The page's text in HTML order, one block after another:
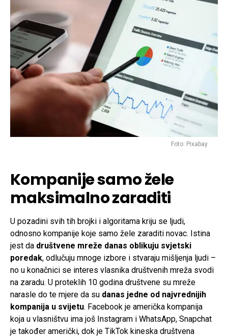
Foto: Pixabay
Kompanije samo žele
maksimalno zaraditi
U pozadini svih tih brojki i algoritama kriju se ljudi,
odnosno kompanije koje samo žele zaraditi novac. Istina
jest da društvene mreže danas oblikuju svjetski
poredak, odlučuju mnoge izbore i stvaraju mišljenja ljudi –
no u konačnici se interes vlasnika društvenih mreža svodi
na zaradu. U proteklih 10 godina društvene su mreže
narasle do te mjere da su danas jedne od najvrednijih
kompanija u svijetu. Facebook je američka kompanija
koja u vlasništvu ima još Instagram i WhatsApp, Snapchat
je također američki, dok je TikTok kineska društvena